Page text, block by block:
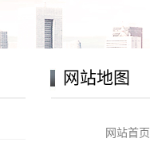
网站地图
网站首页